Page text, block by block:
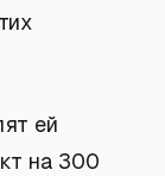
ей
на 300